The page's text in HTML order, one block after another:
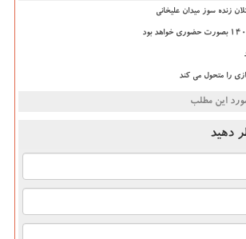
زنده سوز میدان علیخانی
را متحول می کند
این مطلب
دهید